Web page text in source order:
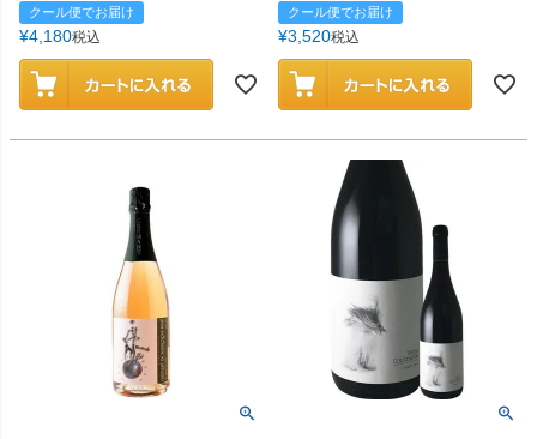
クール便でお届け
¥4,180税込
クール便でお届け
¥3,520税込